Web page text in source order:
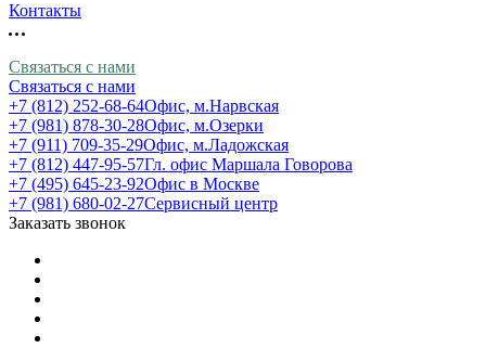
Контакты
Связаться с нами
Связаться с нами
+7 (812) 252-68-64Офис, м.Нарвская
+7 (981) 878-30-28Офис, м.Озерки
+7 (911) 709-35-29Офис, м.Ладожская
+7 (812) 447-95-57Гл. офис Маршала Говорова
+7 (495) 645-23-92Офис в Москве
+7 (981) 680-02-27Сервисный центр
Заказать звонок